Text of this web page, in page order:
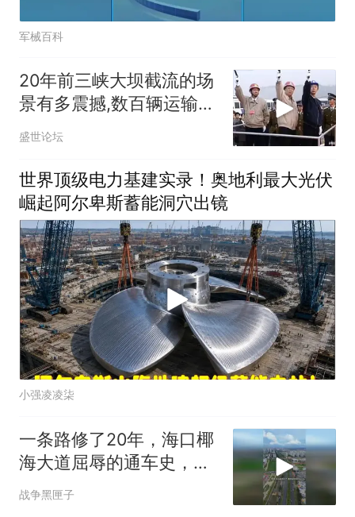
军械百科
20年前三峡大坝截流的场
景有多震撼,数百辆运输卡
车一起出动
盛世论坛
世界顶级电力基建实录！奥地利最大光伏
崛起阿尔卑斯蓄能洞穴出镜
小强凌凌柒
一条路修了20年，海口椰
海大道屈辱的通车史，海
口人忘不了！
战争黑匣子